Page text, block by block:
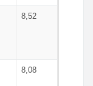
8,52
8,08